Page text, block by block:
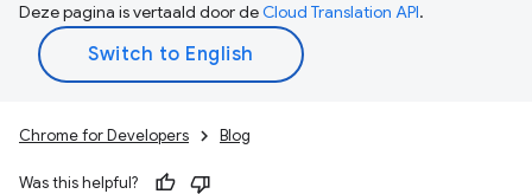
Deze pagina is vertaald door deCloud Translation API.
Chrome for Developers Blog
Was this helpful?